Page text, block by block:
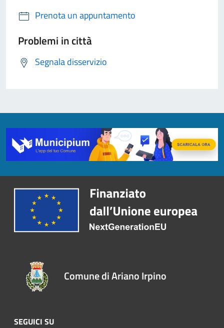
Prenota un appuntamento
Problemi in città
Segnala disservizio
Comune di Ariano Irpino
SEGUICI SU